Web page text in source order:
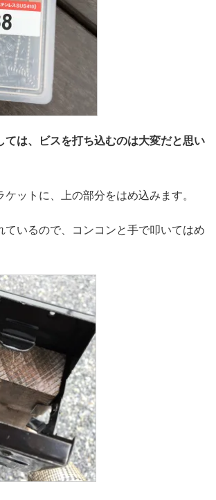
ては、ビスを打ち込むのは大変だと思い
ットに、上の部分をはめ込みます。
ているので、コンコンと手で叩いてはめ